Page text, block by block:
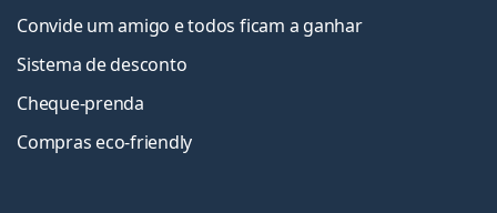
Convide um amigo e todos ficam a ganhar
Sistema de desconto
Cheque-prenda
Compras eco-friendly